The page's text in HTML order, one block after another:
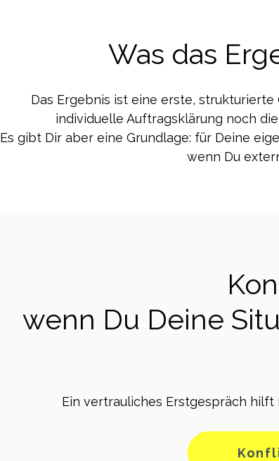
Was das
Das Ergebnis ist eine erste,
individuelle Auftragsklärung noch
Es gibt Dir aber eine Grundlage: für Deine
wenn Du
wenn Du Deine
Ein vertrauliches Erstgespräch hilft